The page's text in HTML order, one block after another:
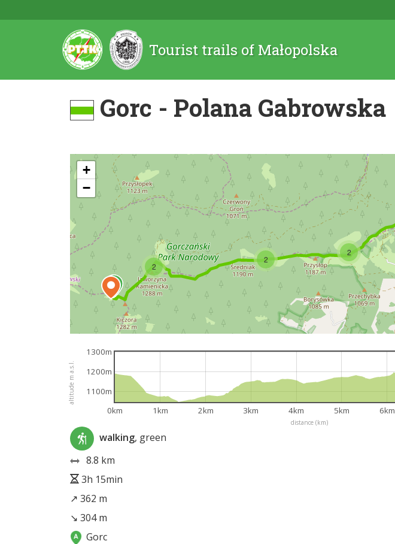
Tourist trails of Małopolska
Gorc - Polana Gabrowska
2
2
2
+
−
distance (km)
altitude m a.s.l.
0km 1km 2km 3km 4km 5km 6km
1100m
1200m
1300m
walking, green
8.8 km
3h 15min
↗ 362 m
↘ 304 m
Gorc